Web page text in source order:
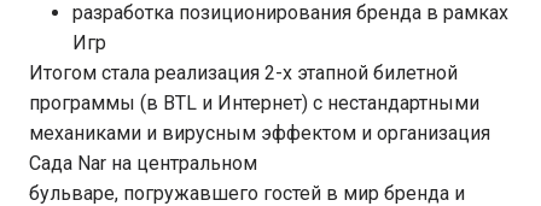
разработка позиционирования бренда в рамках
Игр
Итогом стала реализация 2-х этапной билетной
программы (в BTL и Интернет) с нестандартными
механиками и вирусным эффектом и организация
Сада Nar на центральном
бульваре, погружавшего гостей в мир бренда и